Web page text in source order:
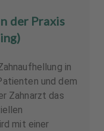
der Praxis
in
und dem
Zahnarzt das
mit einer